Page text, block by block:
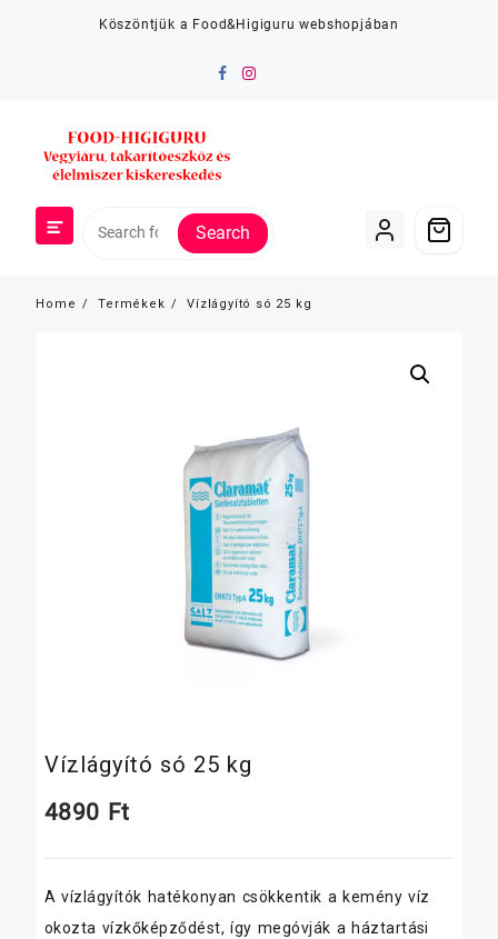
Köszöntjük a Food&Higiguru webshopjában
Search
Home Termékek Vízlágyító só 25 kg
Vízlágyító só 25 kg
4890 Ft
A vízlágyítók hatékonyan csökkentik a kemény víz
okozta vízkőképződést, így megóvják a háztartási